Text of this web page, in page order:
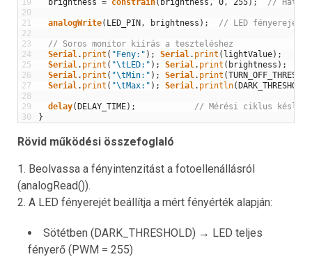
19
20
21
22
23
24
25
26
27
28
29
30
brightness = constrain( brightness , 0, 255) ; //
analogWrite( LED_PIN , brightness ) ; // LED
// Soros monitor kiírás a teszteléshez
Serial. print ( "Feny:" ) ; Serial. print ( lightValue) ;
Serial. print ( "\tLED:" ) ; Serial. print ( brightness ) ;
Serial. print ( "\tMin:" ) ; Serial. print (
Serial. print ( "\tMax:" ) ; Serial. println( DARK_THRESHOLD
delay( DELAY_TIME) ;
// Mérési ciklus
}
Rövid működési összefoglaló
1. Beolvassa a fényintenzitást a fotoellenállásról
(analogRead()).
2. A LED fényerejét beállítja a mért fényérték alapján:
Sötétben (DARK_THRESHOLD) → LED teljes
fényerő (PWM = 255)